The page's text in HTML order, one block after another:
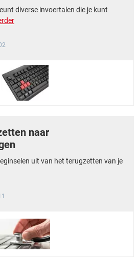
diverse invoertalen die je kunt
naar
uit van het terugzetten van je